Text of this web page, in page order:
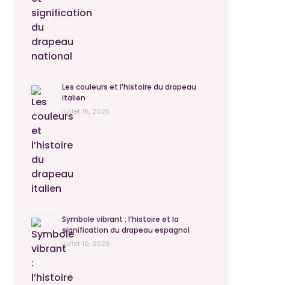
Les couleurs et l’histoire du drapeau
italien
juillet 16, 2026
Symbole vibrant : l’histoire et la
signification du drapeau espagnol
juillet 10, 2026